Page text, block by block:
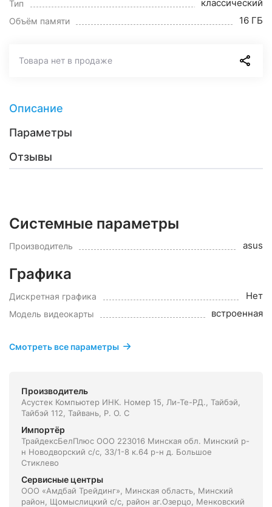
Тип классический
Объём памяти 16 ГБ
Товара нет в продаже
Описание
Параметры
Отзывы
Системные параметры
Производитель asus
Графика
Дискретная графика Нет
Модель видеокарты встроенная
Смотреть все параметры
Производитель
Асустек Компьютер ИНК. Номер 15, Ли-Те-РД., Тайбэй,
Тайбэй 112, Тайвань, Р. О. С
Импортёр
ТрайдексБелПлюс ООО 223016 Минская обл. Минский р-
н Новодворский с/с, 33/1-8 к.64 р-н д. Большое
Стиклево
Сервисные центры
ООО «Амдбай Трейдинг», Минская область, Минский
район, Щомыслицкий с/с, район аг.Озерцо, Менковский